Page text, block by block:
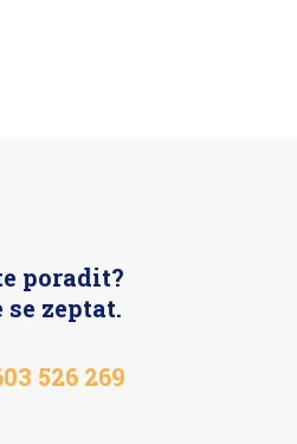
poradit?
zeptat.
526 269